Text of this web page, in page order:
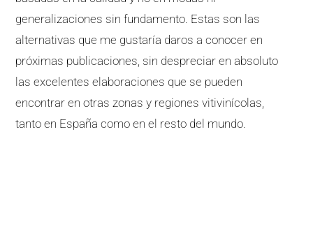
generalizaciones sin fundamento. Estas son las
alternativas que me gustaría daros a conocer en
próximas publicaciones, sin despreciar en absoluto
las excelentes elaboraciones que se pueden
encontrar en otras zonas y regiones vitivinícolas,
tanto en España como en el resto del mundo.